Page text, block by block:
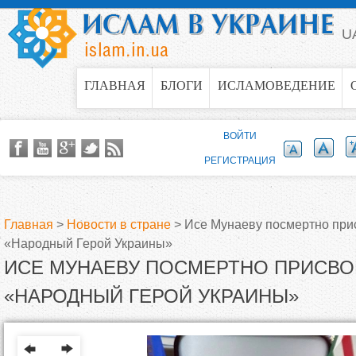
Jump to navigation
ГЛАВНАЯ БЛОГИ ИСЛАМОВЕДЕНИЕ
В
ы
з
Главная > Новости в стране > Исе Мунаеву посмертно
«Народный Герой Украины»
ИСЕ МУНАЕВУ ПОСМЕРТНО
«НАРОДНЫЙ ГЕРОЙ УКРАИНЫ»
ВОЙТИ
РЕГИСТРАЦИЯ